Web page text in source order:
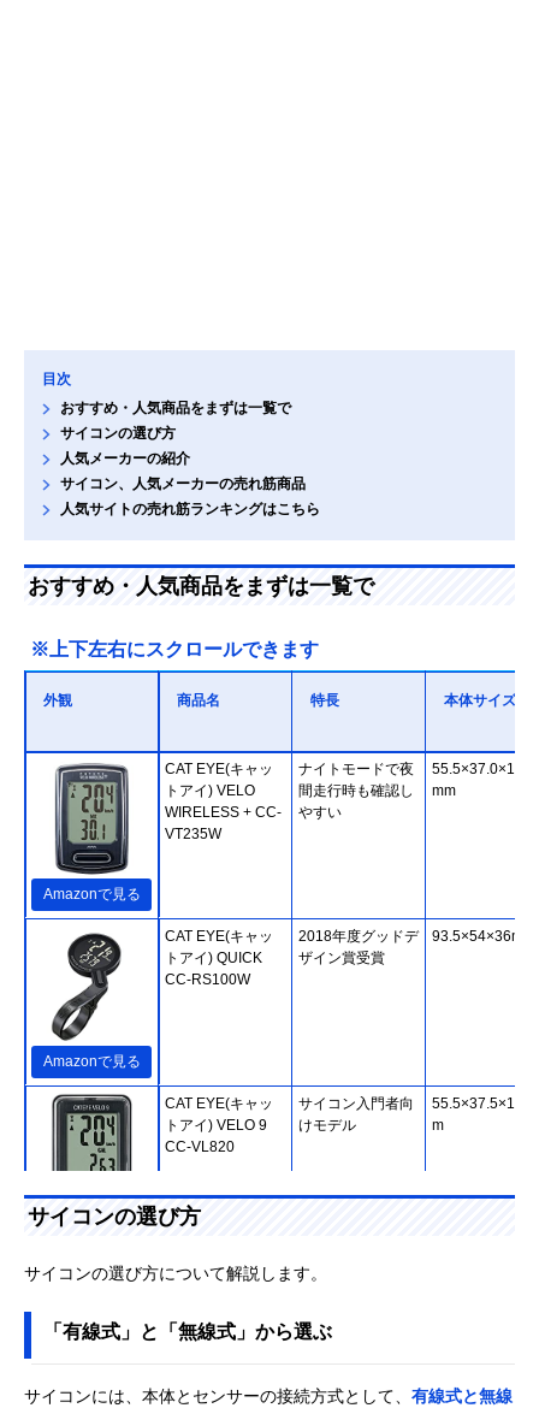
目次
おすすめ・人気商品をまずは一覧で
サイコンの選び方
人気メーカーの紹介
サイコン、人気メーカーの売れ筋商品
人気サイトの売れ筋ランキングはこちら
おすすめ・人気商品をまずは一覧で
※上下左右にスクロールできます
外観 商品名 特長 本体サイズ
Amazonで見る
CAT EYE(キャッ
トアイ) VELO
WIRELESS + CC-
VT235W
ナイトモードで夜
間走行時も確認し
やすい
55.5×37.0×16.5
mm
Amazonで見る
CAT EYE(キャッ
トアイ) QUICK
CC-RS100W
2018年度グッドデ
ザイン賞受賞
93.5×54×36mm
Amazonで見る
CAT EYE(キャッ
トアイ) VELO 9
CC-VL820
サイコン入門者向
けモデル
m
Amazonで見る
CAT EYE(キャッ
DIGITAL CC-
大きな画面で使い
サイコンの選び方
サイコンの選び方について解説します。
「有線式」と「無線式」から選ぶ
サイコンには、本体とセンサーの接続方式として、 有線式と無線